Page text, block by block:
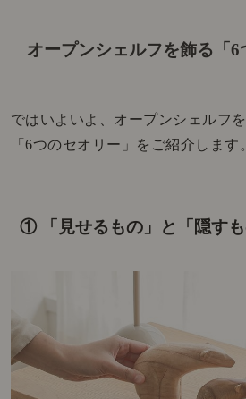
オープンシェルフを飾る「6
ではいよいよ、オープンシェルフ
「6つのセオリー」をご紹介します。
① 「見せるもの」と「隠す